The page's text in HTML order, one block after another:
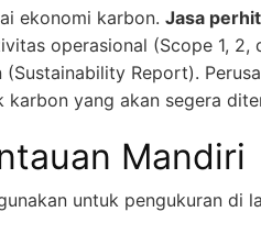
ekonomi karbon. Jasa
operasional (Scope 1, 2,
Report).
yang akan segera
Mandiri
untuk pengukuran di